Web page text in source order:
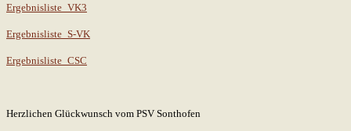
Ergebnisliste_VK3
Ergebnisliste_S-VK
Ergebnisliste_CSC
Herzlichen Glückwunsch vom PSV Sonthofen